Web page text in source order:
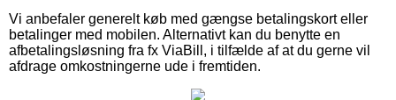
Vi anbefaler generelt køb med gængse betalingskort eller
betalinger med mobilen. Alternativt kan du benytte en
afbetalingsløsning fra fx ViaBill, i tilfælde af at du gerne vil
afdrage omkostningerne ude i fremtiden.